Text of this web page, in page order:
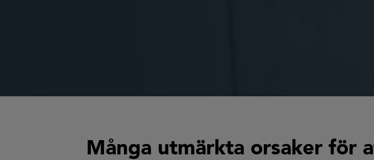
Många utmärkta orsaker för